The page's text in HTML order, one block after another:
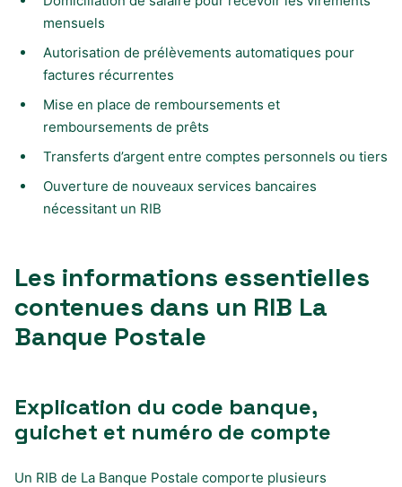
mensuels
Autorisation de prélèvements automatiques pour
factures récurrentes
Mise en place de remboursements et
remboursements de prêts
Transferts d’argent entre comptes personnels ou tiers
Ouverture de nouveaux services bancaires
nécessitant un RIB
Les informations essentielles
contenues dans un RIB La
Banque Postale
Explication du code banque,
guichet et numéro de compte
Un RIB de La Banque Postale comporte plusieurs